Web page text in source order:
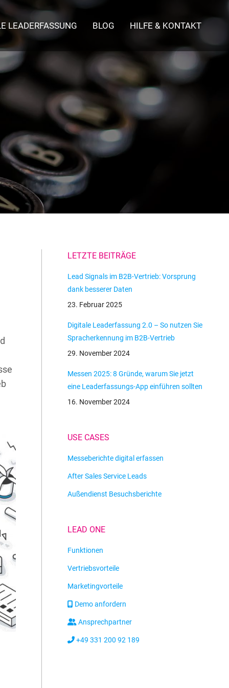
LEADERFASSUNG BLOG HILFE & KONTAKT
LETZTE BEITRÄGE
Lead Signals im B2B-Vertrieb: Vorsprung
dank besserer Daten
23. Februar 2025
Digitale Leaderfassung 2.0 – So nutzen Sie
Spracherkennung im B2B-Vertrieb
29. November 2024
Messen 2025: 8 Gründe, warum Sie jetzt
eine Leaderfassungs-App einführen sollten
16. November 2024
USE CASES
Messeberichte digital erfassen
After Sales Service Leads
Außendienst Besuchsberichte
LEAD ONE
Funktionen
Vertriebsvorteile
Marketingvorteile
Demo anfordern
Ansprechpartner
+49 331 200 92 189